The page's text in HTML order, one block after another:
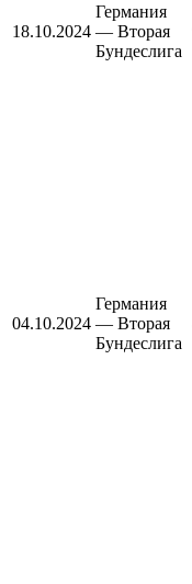
18.10.2024
Германия
— Вторая
Бундеслига
04.10.2024
Германия
— Вторая
Бундеслига